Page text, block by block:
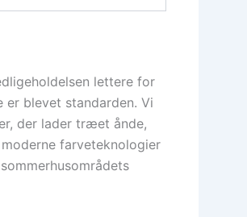
lettere for
er blevet standarden. Vi
der lader træet ånde,
farveteknologier